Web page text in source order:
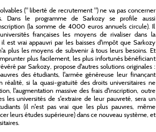
(" liberté de recrutement ") ne va pas concerner
Dans le programme de Sarkozy se profile aussi
(la somme de 4000 euros annuels circule). Il
françaises les moyens de rivaliser dans la
est vrai appauvri par les baisses d'impôt que Sarkozy
plus les moyens de subvenir à tous leurs besoins. Et
plus facilement, les plus infortunés bénéficiant
par Sarkozy, propose d'autres solutions originales :
des étudiants, l'armée généreuse leur finançant
réalité, si la quasi-gratuité des droits universitaires ne
l'augmentation massive des frais d'inscription, outre
les universités de s'extraire de leur pauvreté, sera un
(il n'est pas vrai que les plus pauvres, même
leurs études supérieure) dans ce nouveau système, et